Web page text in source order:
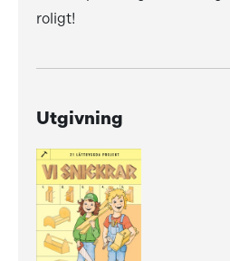
roligt!
Utgivning